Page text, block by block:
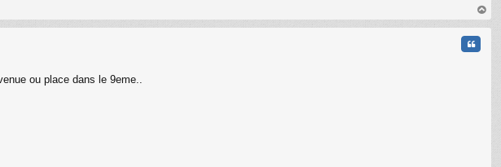
au
ou place dans le 9eme..